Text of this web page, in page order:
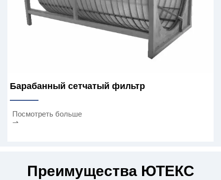
Барабанный сетчатый фильтр
Посмотреть больше
⇀
Преимущества ЮТЕКС